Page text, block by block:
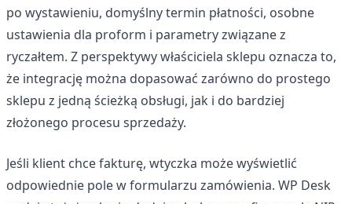
po wystawieniu, domyślny termin płatności, osobne
ustawienia dla proform i parametry związane z
ryczałtem. Z perspektywy właściciela sklepu oznacza to,
że integrację można dopasować zarówno do prostego
sklepu z jedną ścieżką obsługi, jak i do bardziej
złożonego procesu sprzedaży.
Jeśli klient chce fakturę, wtyczka może wyświetlić
odpowiednie pole w formularzu zamówienia. WP Desk